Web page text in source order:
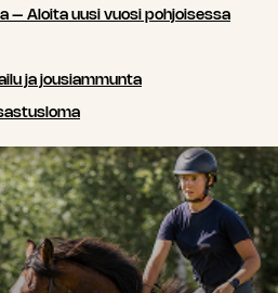
– Aloita uusi vuosi pohjoisessa
ja jousiammunta